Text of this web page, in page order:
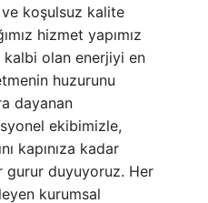
koşulsuz kalite
hizmet yapımız
kalbi olan enerjiyi en
huzurunu
dayanan
ekibimizle,
kapınıza kadar
duyuyoruz. Her
kurumsal